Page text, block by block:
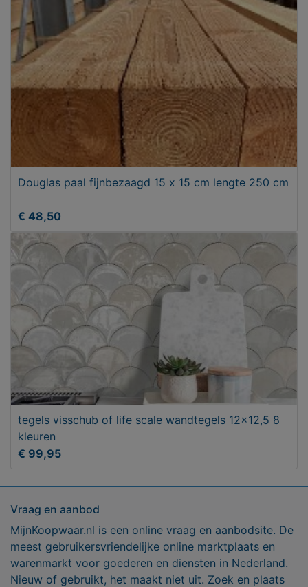
Douglas paal fijnbezaagd 15 x 15 cm lengte 250 cm
€ 48,50
tegels visschub of life scale wandtegels 12x12,5 8
kleuren
€ 99,95
Vraag en aanbod
MijnKoopwaar.nl is een online vraag en aanbodsite. De
meest gebruikersvriendelijke online marktplaats en
warenmarkt voor goederen en diensten in Nederland.
Nieuw of gebruikt, het maakt niet uit. Zoek en plaats